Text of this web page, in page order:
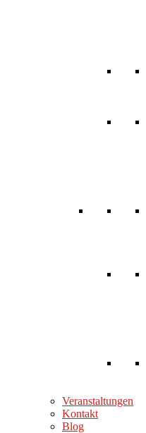
Veranstaltungen
Kontakt
Blog